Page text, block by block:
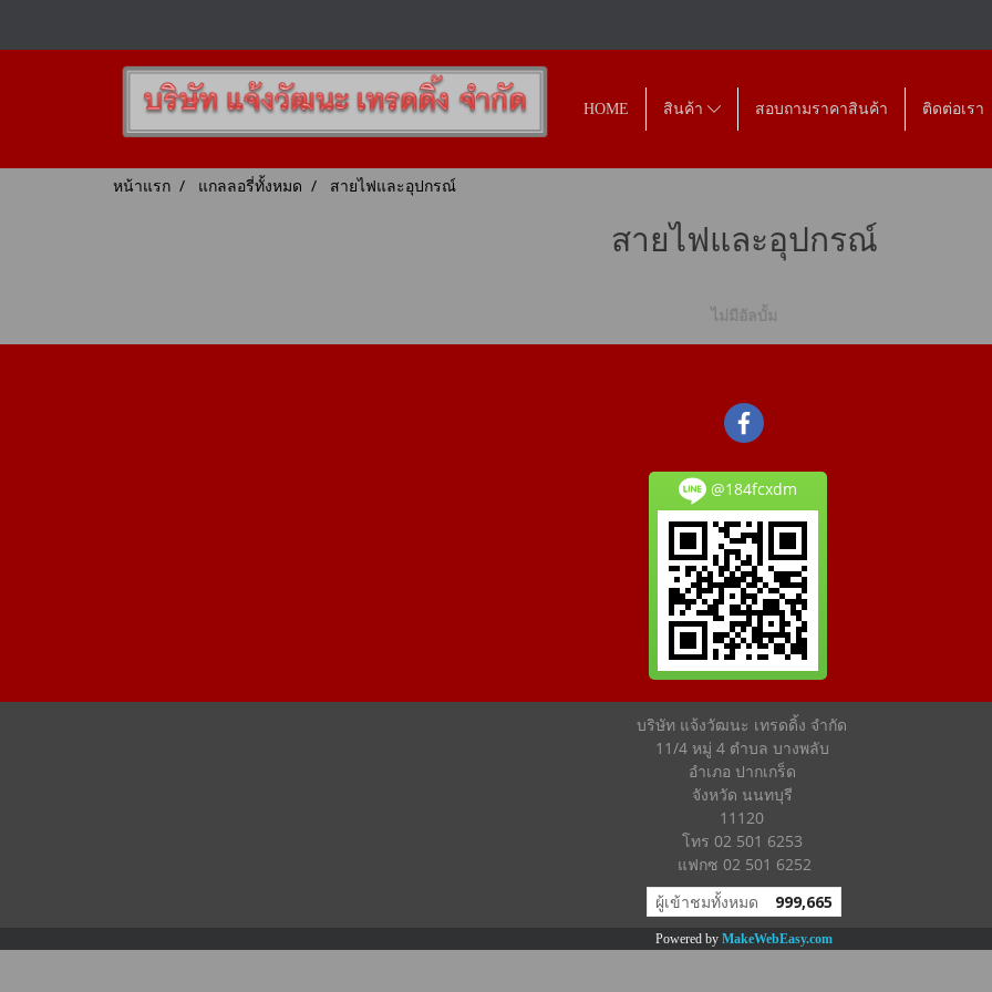
HOME สินค้า สอบถามราคาสินค้า ติดต่อเรา
หน้าแรก แกลลอรี่ทั้งหมด สายไฟและอุปกรณ์
สายไฟและอุปกรณ์
ไม่มีอัลบั้ม
@184fcxdm
บริษัท แจ้งวัฒนะ เทรดดิ้ง จำกัด
11/4 หมู่ 4 ตำบล บางพลับ
อำเภอ ปากเกร็ด
จังหวัด นนทบุรี
11120
โทร 02 501 6253
แฟกซ 02 501 6252
ผู้เข้าชมทั้งหมด
999,665
Powered by MakeWebEasy.com